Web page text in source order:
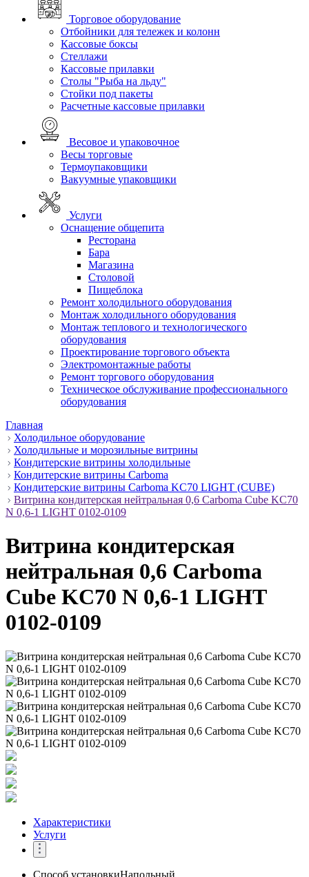
Торговое оборудование
Отбойники для тележек и колонн
Кассовые боксы
Стеллажи
Кассовые прилавки
Столы "Рыба на льду"
Стойки под пакеты
Расчетные кассовые прилавки
Весовое и упаковочное
Весы торговые
Термоупаковщики
Вакуумные упаковщики
Услуги
Оснащение общепита
Ресторана
Бара
Магазина
Столовой
Пищеблока
Ремонт холодильного оборудования
Монтаж холодильного оборудования
Монтаж теплового и технологического
оборудования
Проектирование торгового объекта
Электромонтажные работы
Ремонт торгового оборудования
Техническое обслуживание профессионального
оборудования
Главная
Холодильное оборудование
Холодильные и морозильные витрины
Кондитерские витрины холодильные
Кондитерские витрины Carboma
Кондитерские витрины Carboma KC70 LIGHT (CUBE)
Витрина кондитерская нейтральная 0,6 Carboma Cube KC70
N 0,6-1 LIGHT 0102-0109
Витрина кондитерская
нейтральная 0,6 Carboma
Cube KC70 N 0,6-1 LIGHT
0102-0109
Характеристики
Услуги
Способ установкиНапольный